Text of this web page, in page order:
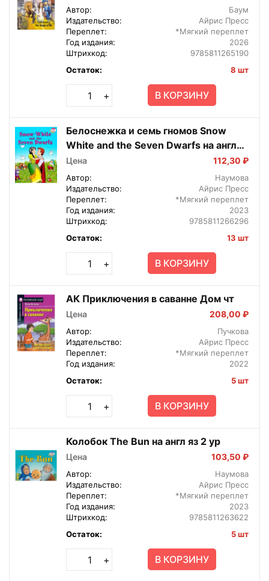
Автор:
Баум
Издательство:
Айрис Пресс
Переплет:
*Мягкий переплет
Год издания:
2026
Штрихкод:
9785811265190
Остаток:
8 шт
+ В КОРЗИНУ
Белоснежка и семь гномов Snow
White and the Seven Dwarfs на англ
яз 3 ур
Цена 112,30 ₽
Автор:
Наумова
Издательство:
Айрис Пресс
Переплет:
*Мягкий переплет
Год издания:
2023
Штрихкод:
9785811266296
Остаток:
13 шт
+ В КОРЗИНУ
АК Приключения в саванне Дом чт
Цена 208,00 ₽
Автор:
Пучкова
Издательство:
Айрис Пресс
Переплет:
*Мягкий переплет
Год издания:
2022
Остаток:
5 шт
+ В КОРЗИНУ
Колобок The Bun на англ яз 2 ур
Цена 103,50 ₽
Автор:
Наумова
Издательство:
Айрис Пресс
Переплет:
*Мягкий переплет
Год издания:
2023
Штрихкод:
9785811263622
Остаток:
5 шт
+ В КОРЗИНУ